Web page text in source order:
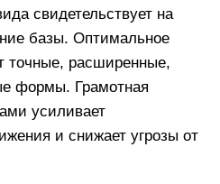
свидетельствует на
базы. Оптимальное
точные, расширенные,
формы. Грамотная
усиливает
и снижает угрозы от